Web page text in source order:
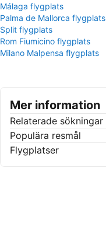
Málaga flygplats
Palma de Mallorca flygplats
Split flygplats
Rom Fiumicino flygplats
Milano Malpensa flygplats
Mer information
Relaterade sökningar
Populära resmål
Flygplatser